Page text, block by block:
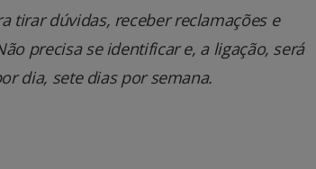
tirar dúvidas, receber reclamações e
precisa se identificar e, a ligação, será
dia, sete dias por semana.